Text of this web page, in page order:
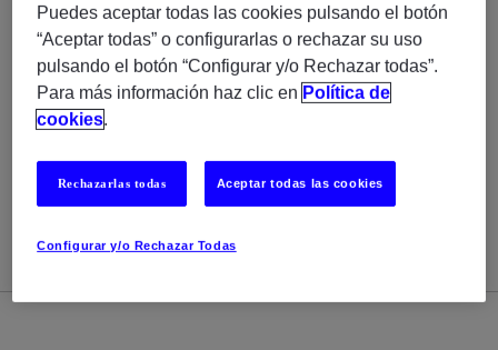
Contáctanos para más información
Puedes aceptar todas las cookies pulsando el botón
“Aceptar todas” o configurarlas o rechazar su uso
pulsando el botón “Configurar y/o Rechazar todas”.
Para más información haz clic en Política de
cookies.
Configurar y/o Rechazar Todas
Rechazarlas todas Aceptar todas las cookies